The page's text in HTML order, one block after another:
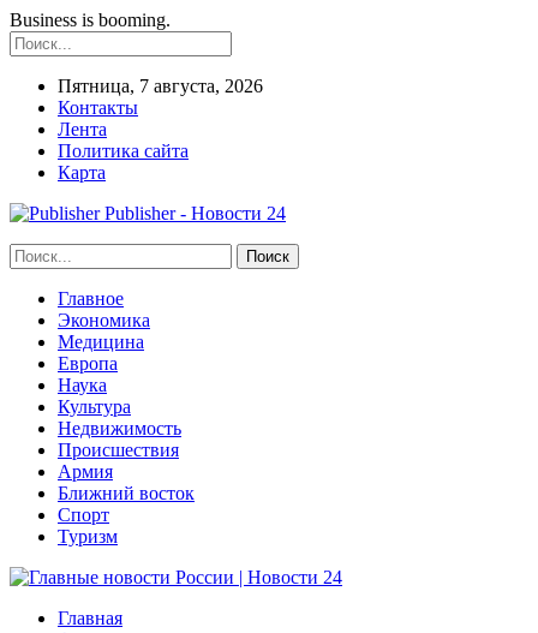
Business is booming.
Пятница, 7 августа, 2026
Контакты
Лента
Политика сайта
Карта
Publisher - Новости 24
Главное
Экономика
Медицина
Европа
Наука
Культура
Недвижимость
Происшествия
Армия
Ближний восток
Спорт
Туризм
Главная